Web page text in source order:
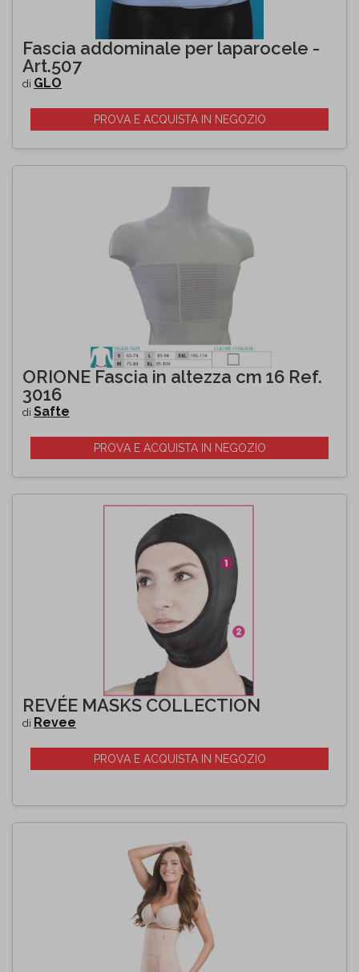
Fascia addominale per laparocele -
Art.507
di GLO
PROVA E ACQUISTA IN NEGOZIO
ORIONE Fascia in altezza cm 16 Ref.
3016
di Safte
PROVA E ACQUISTA IN NEGOZIO
REVÉE MASKS COLLECTION
di Revee
PROVA E ACQUISTA IN NEGOZIO